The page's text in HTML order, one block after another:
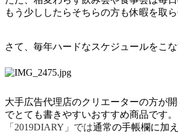
もう少ししたらそちらの方も休暇を取
さて、毎年ハードなスケジュールをこ
大手広告代理店のクリエーターの方が
でとても書きやすいおすすめ商品です。
「 2019DIARY 」では通常の手帳欄に加